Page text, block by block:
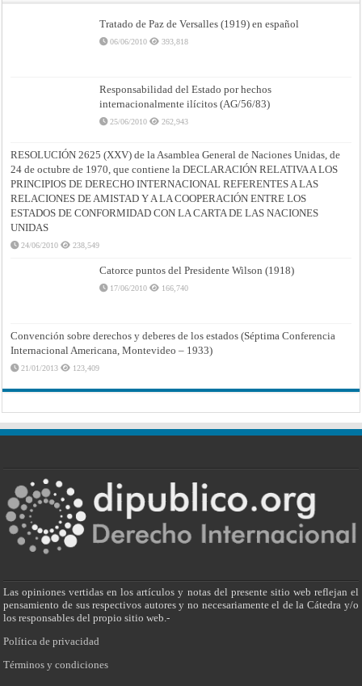
Tratado de Paz de Versalles (1919) en español
06/06/2010 393,818
Responsabilidad del Estado por hechos
internacionalmente ilícitos (AG/56/83)
25/06/2010 262,943
RESOLUCIÓN 2625 (XXV) de la Asamblea General de Naciones Unidas, de
24 de octubre de 1970, que contiene la DECLARACIÓN RELATIVA A LOS
PRINCIPIOS DE DERECHO INTERNACIONAL REFERENTES A LAS
RELACIONES DE AMISTAD Y A LA COOPERACIÓN ENTRE LOS
ESTADOS DE CONFORMIDAD CON LA CARTA DE LAS NACIONES
UNIDAS
24/06/2010 238,549
Catorce puntos del Presidente Wilson (1918)
17/06/2010 166,740
Convención sobre derechos y deberes de los estados (Séptima Conferencia
Internacional Americana, Montevideo – 1933)
21/01/2013 123,409
Las opiniones vertidas en los artículos y notas del presente sitio web reflejan el
pensamiento de sus respectivos autores y no necesariamente el de la Cátedra y/o
los responsables del propio sitio web.-
Política de privacidad
Términos y condiciones